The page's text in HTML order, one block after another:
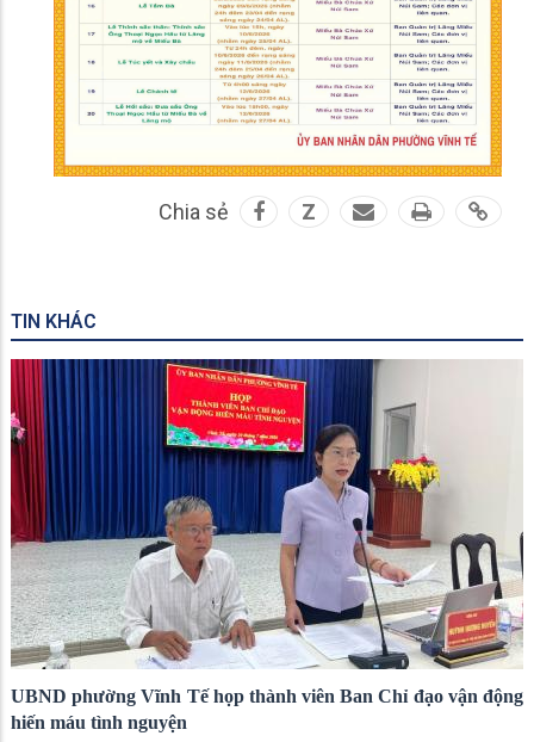
Chia sẻ Z
TIN KHÁC
UBND phường Vĩnh Tế họp thành viên Ban Chỉ đạo vận động
hiến máu tình nguyện